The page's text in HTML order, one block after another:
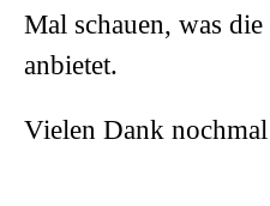
Mal schauen, was
anbietet.
Vielen Dank